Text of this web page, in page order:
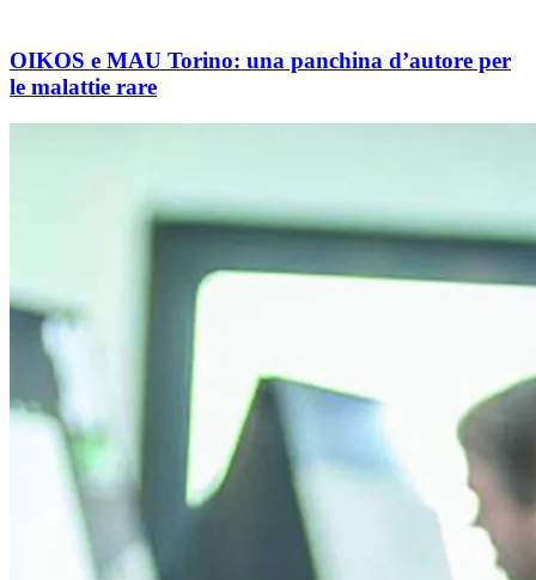
OIKOS e MAU Torino: una panchina d’autore per
le malattie rare